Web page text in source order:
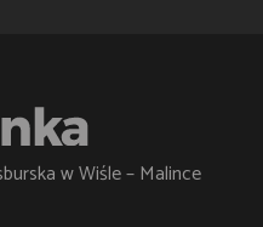
w Wiśle – Malince